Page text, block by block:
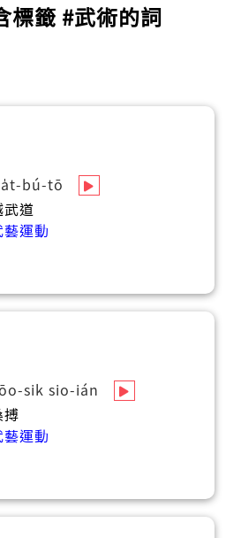
標籤 #武術的詞
bú-tō
武道
運動
sik sio-ián
搏
運動